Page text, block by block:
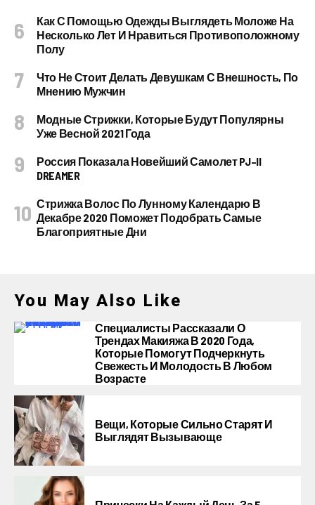
Как С Помощью Одежды Выглядеть Моложе На
Несколько Лет И Нравиться Противоположному
Полу
Что Не Стоит Делать Девушкам С Внешность, По
Мнению Мужчин
Модные Стрижки, Которые Будут Популярны
Уже Весной 2021 Года
Россия Показала Новейший Самолет PJ–II
DREAMER
Стрижка Волос По Лунному Календарю В
Декабре 2020 Поможет Подобрать Самые
Благоприятные Дни
You May Also Like
Специалисты Рассказали О
Трендах Макияжа В 2020 Года,
Которые Помогут Подчеркнуть
Свежесть И Молодость В Любом
Возрасте
Вещи, Которые Сильно Старят И
Выглядят Вызывающе